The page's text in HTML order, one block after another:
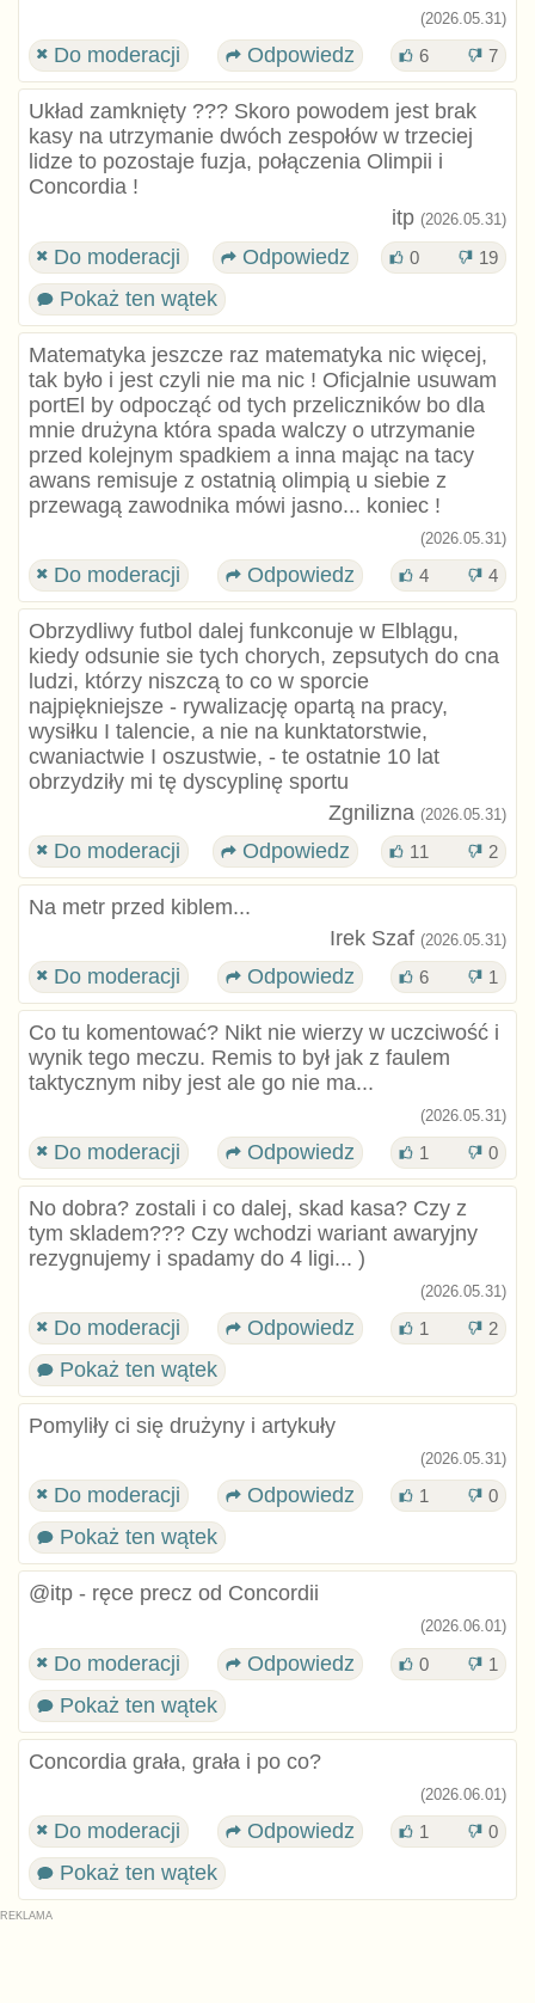
(2026.05.31)
Do moderacji Odpowiedz 6 7
Układ zamknięty ??? Skoro powodem jest brak
kasy na utrzymanie dwóch zespołów w trzeciej
lidze to pozostaje fuzja, połączenia Olimpii i
Concordia !
itp (2026.05.31)
Do moderacji Odpowiedz 0 19
Pokaż ten wątek
Matematyka jeszcze raz matematyka nic więcej,
tak było i jest czyli nie ma nic ! Oficjalnie usuwam
portEl by odpocząć od tych przeliczników bo dla
mnie drużyna która spada walczy o utrzymanie
przed kolejnym spadkiem a inna mając na tacy
awans remisuje z ostatnią olimpią u siebie z
przewagą zawodnika mówi jasno... koniec !
(2026.05.31)
Do moderacji Odpowiedz 4 4
Obrzydliwy futbol dalej funkconuje w Elblągu,
kiedy odsunie sie tych chorych, zepsutych do cna
ludzi, którzy niszczą to co w sporcie
najpiękniejsze - rywalizację opartą na pracy,
wysiłku I talencie, a nie na kunktatorstwie,
cwaniactwie I oszustwie, - te ostatnie 10 lat
obrzydziły mi tę dyscyplinę sportu
Zgnilizna (2026.05.31)
Do moderacji Odpowiedz 11 2
Na metr przed kiblem...
Irek Szaf (2026.05.31)
Do moderacji Odpowiedz 6 1
Co tu komentować? Nikt nie wierzy w uczciwość i
wynik tego meczu. Remis to był jak z faulem
taktycznym niby jest ale go nie ma...
(2026.05.31)
Do moderacji Odpowiedz 1 0
No dobra? zostali i co dalej, skad kasa? Czy z
tym skladem??? Czy wchodzi wariant awaryjny
rezygnujemy i spadamy do 4 ligi... )
(2026.05.31)
Do moderacji Odpowiedz 1 2
Pokaż ten wątek
Pomyliły ci się drużyny i artykuły
(2026.05.31)
Do moderacji Odpowiedz 1 0
Pokaż ten wątek
@itp - ręce precz od Concordii
(2026.06.01)
Do moderacji Odpowiedz 0 1
Pokaż ten wątek
Concordia grała, grała i po co?
(2026.06.01)
Do moderacji Odpowiedz 1 0
Pokaż ten wątek